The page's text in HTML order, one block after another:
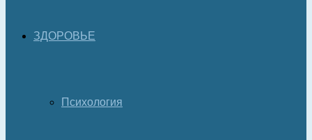
ЗДОРОВЬЕ
Психология